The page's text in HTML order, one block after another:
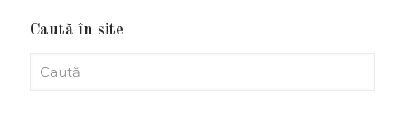
Caută în site